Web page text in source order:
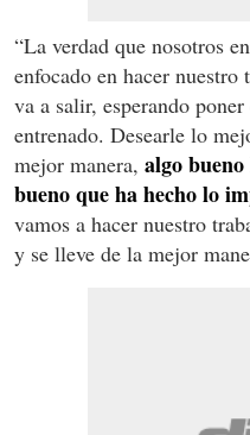
“La verdad que nosotros
enfocado en hacer
va a salir, esperando
entrenado. Desearle lo
mejor manera, algo
bueno que ha hecho lo
vamos a hacer nuestro
y se lleve de la mejor